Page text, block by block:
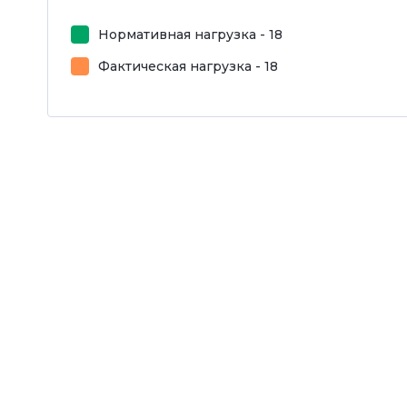
Нормативная нагрузка - 18
Фактическая нагрузка - 18